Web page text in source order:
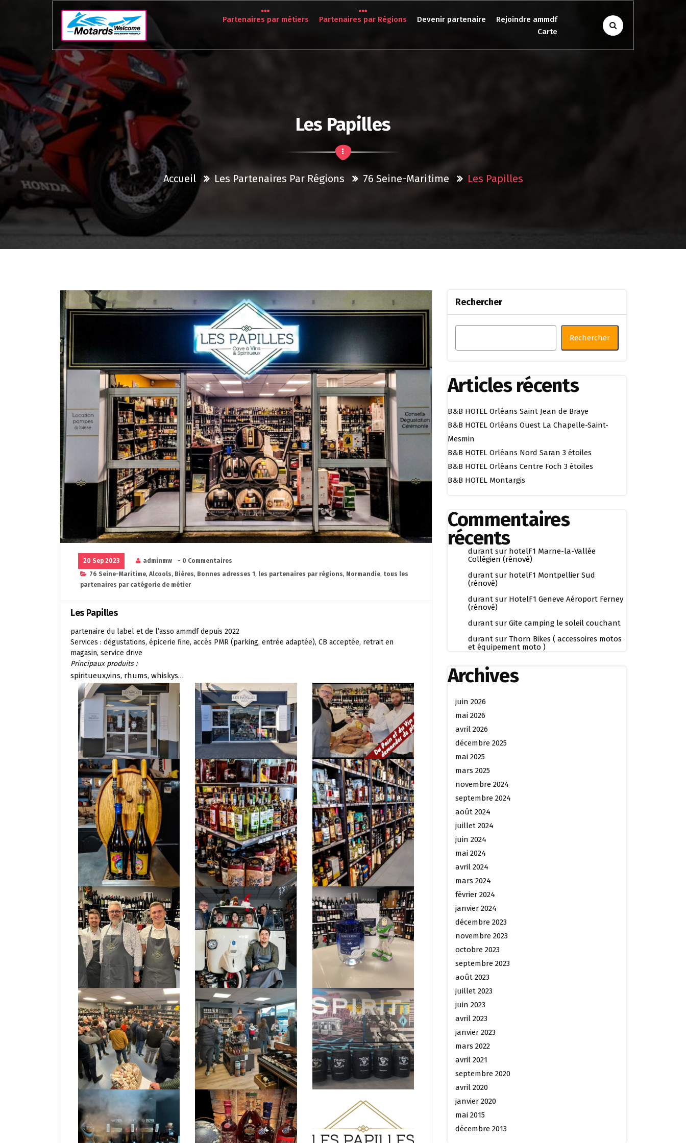
Partenaires par métiers Partenaires par Régions Devenir partenaire
Rejoindre ammdf
Carte
Les Papilles
Accueil Les Partenaires Par Régions 76 Seine-Maritime Les Papilles
20 Sep 2023 adminmw
- 0 Commentaires
76 Seine-Maritime, Alcools, Bières, Bonnes adresses 1, les partenaires par régions, Normandie, tous les
partenaires par catégorie de métier
Les Papilles
partenaire du label et de l’asso ammdf depuis 2022
Services : dégustations, épicerie fine, accès PMR (parking, entrée adaptée), CB acceptée, retrait en
magasin, service drive
Principaux produits :
spiritueux,vins, rhums, whiskys…
Rechercher
Rechercher
Articles récents
B&B HOTEL Orléans Saint Jean de Braye
B&B HOTEL Orléans Ouest La Chapelle-Saint-
Mesmin
B&B HOTEL Orléans Nord Saran 3 étoiles
B&B HOTEL Orléans Centre Foch 3 étoiles
B&B HOTEL Montargis
Commentaires
récents
durant sur hotelF1 Marne-la-Vallée
Collégien (rénové)
durant sur hotelF1 Montpellier Sud
(rénové)
durant sur HotelF1 Geneve Aéroport Ferney
(rénové)
durant sur Gite camping le soleil couchant
durant sur Thorn Bikes ( accessoires motos
et équipement moto )
Archives
juin 2026
mai 2026
avril 2026
décembre 2025
mai 2025
mars 2025
novembre 2024
septembre 2024
août 2024
juillet 2024
juin 2024
mai 2024
avril 2024
mars 2024
février 2024
janvier 2024
décembre 2023
novembre 2023
octobre 2023
septembre 2023
août 2023
juillet 2023
juin 2023
avril 2023
janvier 2023
mars 2022
avril 2021
septembre 2020
avril 2020
janvier 2020
mai 2015
décembre 2013